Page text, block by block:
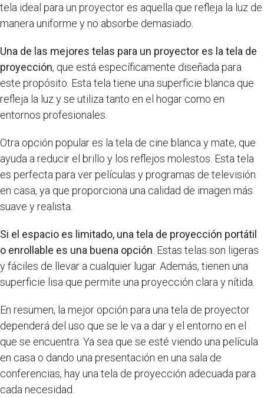
tela ideal para un proyector es aquella que refleja la luz de
manera uniforme y no absorbe demasiado.
Una de las mejores telas para un proyector es la tela de
proyección, que está específicamente diseñada para
este propósito. Esta tela tiene una superficie blanca que
refleja la luz y se utiliza tanto en el hogar como en
entornos profesionales.
Otra opción popular es la tela de cine blanca y mate, que
ayuda a reducir el brillo y los reflejos molestos. Esta tela
es perfecta para ver películas y programas de televisión
en casa, ya que proporciona una calidad de imagen más
suave y realista.
Si el espacio es limitado, una tela de proyección portátil
o enrollable es una buena opción . Estas telas son ligeras
y fáciles de llevar a cualquier lugar. Además, tienen una
superficie lisa que permite una proyección clara y nítida.
En resumen, la mejor opción para una tela de proyector
dependerá del uso que se le va a dar y el entorno en el
que se encuentra. Ya sea que se esté viendo una película
en casa o dando una presentación en una sala de
conferencias, hay una tela de proyección adecuada para
cada necesidad.